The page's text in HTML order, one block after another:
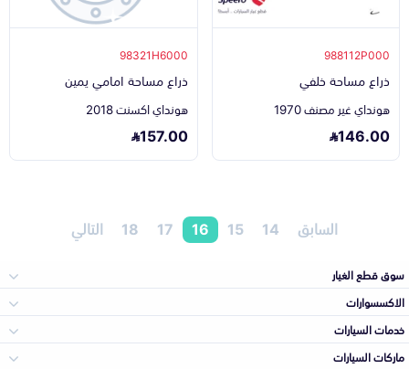
988112P000
ذراع مساحة خلفي
هونداي غير مصنف 1970
146.00
98321H6000
ذراع مساحة امامي يمين
هونداي اكسنت 2018
157.00
السابق 14
15
16
17
18 التالي
سوق قطع الغيار
الصدامات و الشبوك
الاكسسوارات
خدمات السيارات
ماركات السيارات